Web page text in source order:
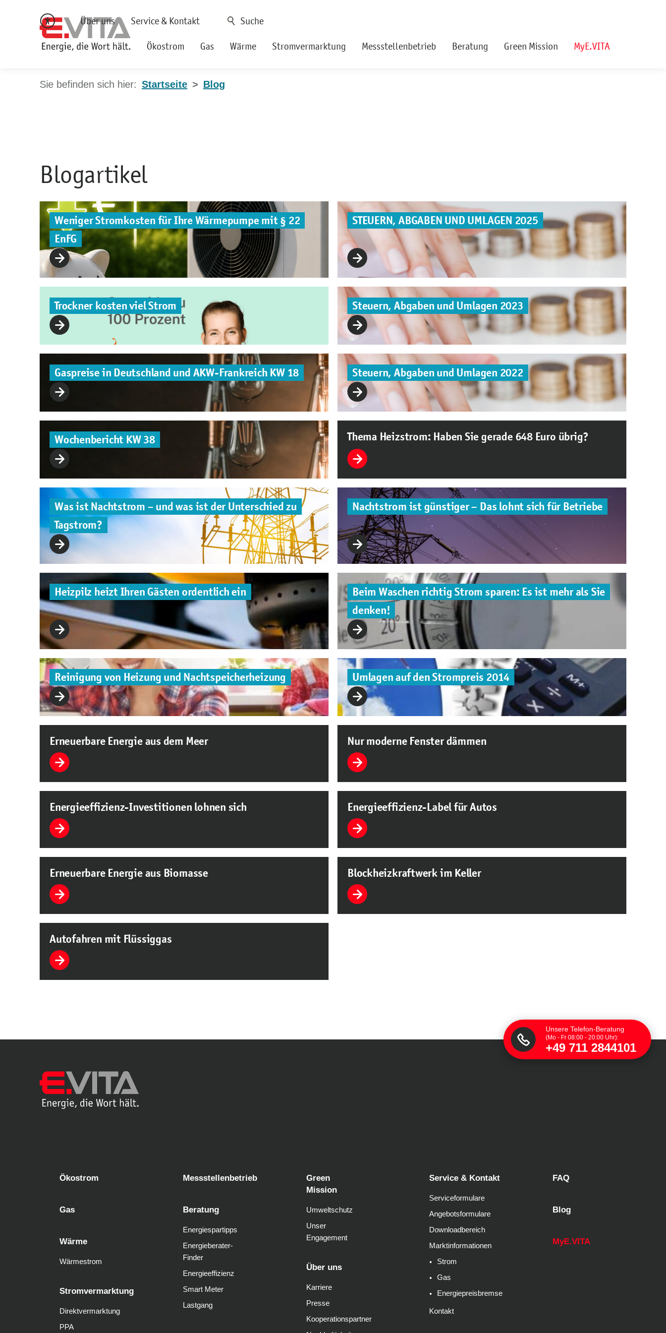
Über uns Service & Kontakt
Ökostrom Gas Wärme Stromvermarktung Messstellenbetrieb Beratung Green Mission MyE.VITA
Startseite Blog
Blogartikel
Weniger Stromkosten für Ihre Wärmepumpe mit § 22
EnFG
STEUERN, ABGABEN UND UMLAGEN 2025
Trockner kosten viel Strom Steuern, Abgaben und Umlagen 2023
Gaspreise in Deutschland und AKW-Frankreich KW 18 Steuern, Abgaben und Umlagen 2022
Wochenbericht KW 38 Thema Heizstrom: Haben Sie gerade 648 Euro übrig?
Was ist Nachtstrom – und was ist der Unterschied zu
Tagstrom?
Nachtstrom ist günstiger – Das lohnt sich für Betriebe
Heizpilz heizt Ihren Gästen ordentlich ein
Beim Waschen richtig Strom sparen: Es ist mehr als Sie
denken!
Reinigung von Heizung und Nachtspeicherheizung Umlagen auf den Strompreis 2014
Erneuerbare Energie aus dem Meer Nur moderne Fenster dämmen
Energieeffizienz-Investitionen lohnen sich Energieeffizienz-Label für Autos
Erneuerbare Energie aus Biomasse Blockheizkraftwerk im Keller
Autofahren mit Flüssiggas
Ökostrom
Gas
Wärme
Wärmestrom
Stromvermarktung
Direktvermarktung
PPA
Messstellenbetrieb
Beratung
Energiespartipps
Energieberater-
Finder
Energieeffizienz
Smart Meter
Lastgang
Green
Mission
Umweltschutz
Unser
Engagement
Über uns
Karriere
Presse
Kooperationspartner
Service & Kontakt
Serviceformulare
Angebotsformulare
Downloadbereich
Marktinformationen
Strom
Gas
Energiepreisbremse
Kontakt
FAQ
Blog
MyE.VITA
Unsere Telefon-Beratung
(Mo - Fr 08:00 - 20:00 Uhr):
+49 711 2844101